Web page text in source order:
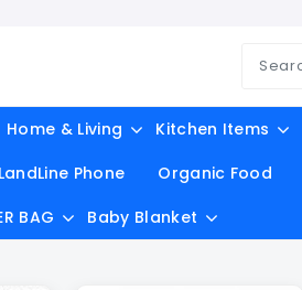
Home & Living Kitchen Items
LandLine Phone Organic Food
BAG
Baby Blanket